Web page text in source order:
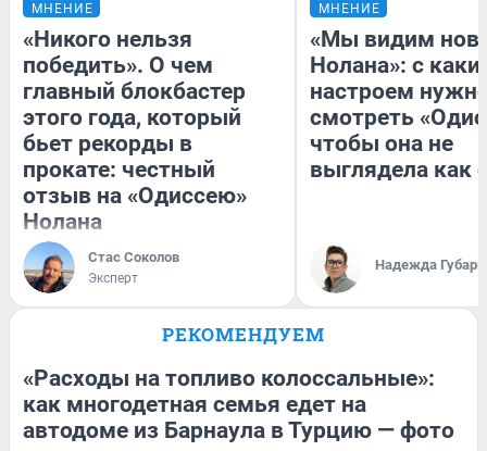
МНЕНИЕ
«Никого нельзя
победить». О чем
главный блокбастер
этого года, который
бьет рекорды в
прокате: честный
отзыв на «Одиссею»
Нолана
Стас Соколов
Эксперт
МНЕНИЕ
«Мы видим
Нолана»: с
настроем
смотреть
чтобы она не
выглядела как
Надежда Губарь
РЕКОМЕНДУЕМ
«Расходы на топливо колоссальные»:
как многодетная семья едет на
автодоме из Барнаула в Турцию — фото